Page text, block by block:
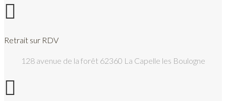

Retrait sur RDV
128 avenue de la forêt 62360 La Capelle les Boulogne
